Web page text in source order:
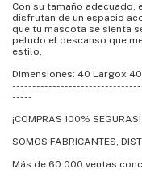
Con su tamaño
disfrutan de un espacio
que tu mascota se sienta
peludo el descanso que
estilo.
Dimensiones: 40 Largox
-----
¡COMPRAS 100% SEGURAS!
SOMOS FABRICANTES,
Más de 60.000 ventas